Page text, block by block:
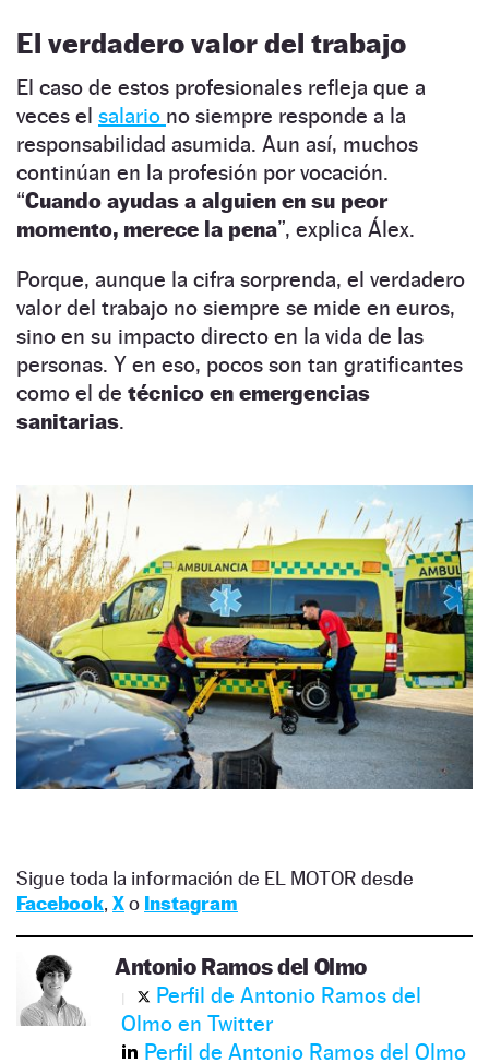
El verdadero valor del trabajo
El caso de estos profesionales refleja que a
veces el salario no siempre responde a la
responsabilidad asumida. Aun así, muchos
continúan en la profesión por vocación.
“Cuando ayudas a alguien en su peor
momento, merece la pena”, explica Álex.
Porque, aunque la cifra sorprenda, el verdadero
valor del trabajo no siempre se mide en euros,
sino en su impacto directo en la vida de las
personas. Y en eso, pocos son tan gratificantes
como el de técnico en emergencias
sanitarias.
Sigue toda la información de EL MOTOR desde
Facebook, Xo Instagram
Antonio Ramos del Olmo
Perfil de Antonio Ramos del
Olmo en Twitter
Perfil de Antonio Ramos del Olmo